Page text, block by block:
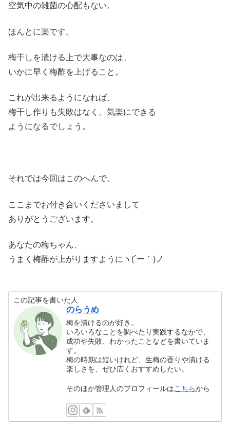
空気中の雑菌の心配もない。
ほんとに楽です。
梅干しを漬ける上で大事なのは、
いかに早く梅酢を上げること。
これが出来るようになれば、
梅干し作りも失敗はなく、気楽にできる
ようになるでしょう。
それでは今回はこのへんで。
ここまでお付き合いくださいまして
ありがとうございます。
あなたの梅ちゃん、
うまく梅酢が上がりますようにヽ(´ー｀)ノ
この記事を書いた人
のらうめ
梅を漬けるのが好き。
いろいろなことを調べたり実践するなかで、
成功や失敗、わかったことなどを書いていま
す。
梅の時期は短いけれど、生梅の香りや漬ける
楽しさを、ぜひ広くおすすめしたい。
そのほか管理人のプロフィールはこちらから